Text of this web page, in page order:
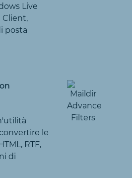
Live
Client,
posta
le
RTF,
di